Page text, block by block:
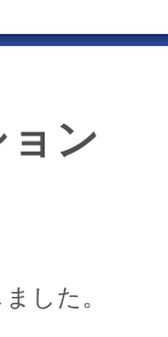
ン
した。